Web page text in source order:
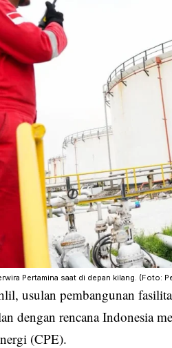
Pertamina saat di depan kilang. (Foto:
usulan pembangunan
dengan rencana Indonesia
(CPE).